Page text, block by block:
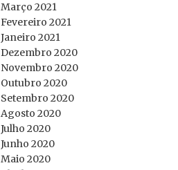
Março 2021
Fevereiro 2021
Janeiro 2021
Dezembro 2020
Novembro 2020
Outubro 2020
Setembro 2020
Agosto 2020
Julho 2020
Junho 2020
Maio 2020